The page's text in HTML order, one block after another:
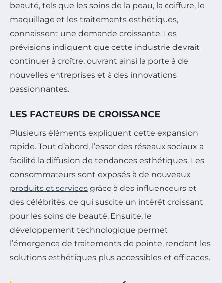
beauté, tels que les soins de la peau, la coiffure, le
maquillage et les traitements esthétiques,
connaissent une demande croissante. Les
prévisions indiquent que cette industrie devrait
continuer à croître, ouvrant ainsi la porte à de
nouvelles entreprises et à des innovations
passionnantes.
LES FACTEURS DE CROISSANCE
Plusieurs éléments expliquent cette expansion
rapide. Tout d’abord, l’essor des réseaux sociaux a
facilité la diffusion de tendances esthétiques. Les
consommateurs sont exposés à de nouveaux
produits et services grâce à des influenceurs et
des célébrités, ce qui suscite un intérêt croissant
pour les soins de beauté. Ensuite, le
développement technologique permet
l’émergence de traitements de pointe, rendant les
solutions esthétiques plus accessibles et efficaces.